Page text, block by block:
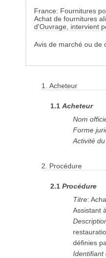
France: Fournitures
Achat de fournitures
d'Ouvrage, intervient
Avis de marché ou de
1.Acheteur
1.1Acheteur
Nom
Forme
Activité
2. Procédure
2.1Procédure
Titre:
Assistant
définies
Identifiant